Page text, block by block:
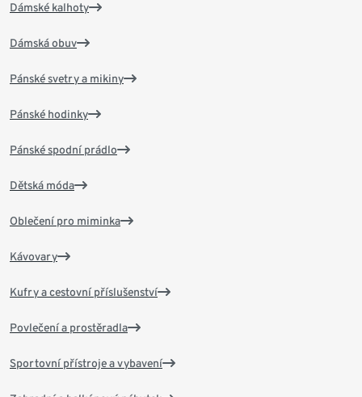
Dámské kalhoty
Dámská obuv
Pánské svetry a mikiny
Pánské hodinky
Pánské spodní prádlo
Dětská móda
Oblečení pro miminka
Kávovary
Kufry a cestovní příslušenství
Povlečení a prostěradla
Sportovní přístroje a vybavení